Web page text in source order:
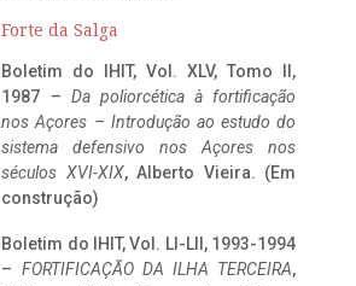
Forte da Salga
Boletim do IHIT, Vol. XLV, Tomo II,
1987 – Da poliorcética à fortificação
nos Açores – Introdução ao estudo do
sistema defensivo nos Açores nos
séculos XVI-XIX, Alberto Vieira. (Em
construção)
Boletim do IHIT, Vol. LI-LII, 1993-1994
– FORTIFICAÇÃO DA ILHA TERCEIRA,